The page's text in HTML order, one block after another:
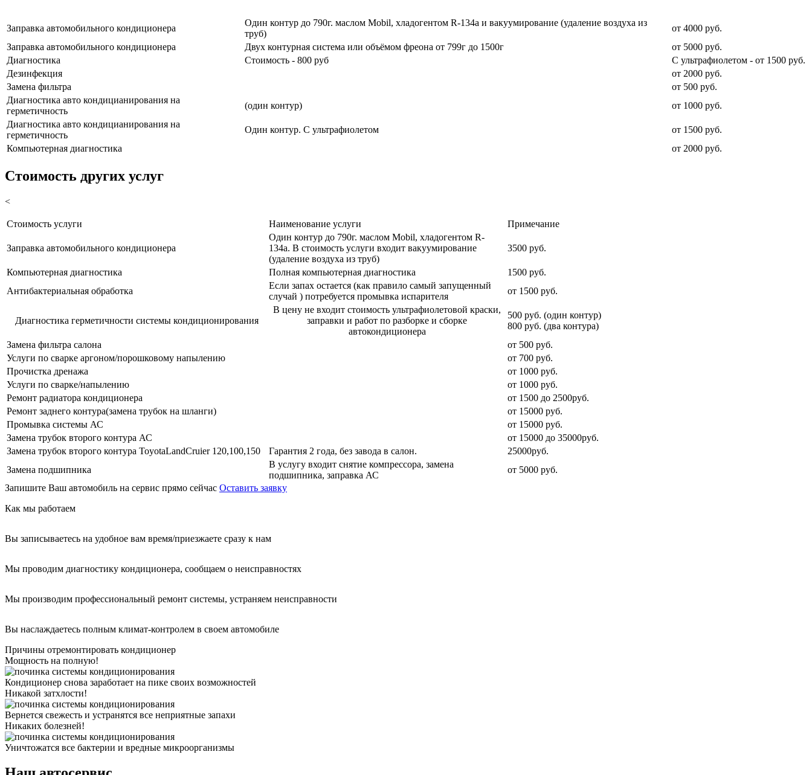
Заправка автомобильного кондиционера
Один контур до 790г. маслом Mobil, хладогентом R-134a и вакуумирование (удаление воздуха из
труб)
от 4000 руб.
Заправка автомобильного кондиционера
Двух контурная система или объёмом фреона от 799г до 1500г
от 5000 руб.
Диагностика
Стоимость - 800 руб
С ультрафиолетом - от 1500 руб.
Дезинфекция
от 2000 руб.
Замена фильтра
от 500 руб.
Диагностика авто кондицианирования на
герметичность
(один контур)
от 1000 руб.
Диагностика авто кондицианирования на
герметичность
Один контур. С ультрафиолетом
от 1500 руб.
Компьютерная диагностика
от 2000 руб.
Стоимость других услуг
<
Стоимость услуги Наименование услуги Примечание
Заправка автомобильного кондиционера
Один контур до 790г. маслом Mobil, хладогентом R-
134a. В стоимость услуги входит вакуумирование
(удаление воздуха из труб)
3500 руб.
Компьютерная диагностика Полная компьютерная диагностика
1500 руб.
Антибактериальная обработка
Если запах остается (как правило самый запущенный
случай ) потребуется промывка испарителя
от 1500 руб.
Диагностика герметичности системы кондиционирования
В цену не входит стоимость ультрафиолетовой краски,
заправки и работ по разборке и сборке
автокондиционера
500 руб. (один контур)
800 руб. (два контура)
Замена фильтра салона
от 500 руб.
Услуги по сварке аргоном/порошковому напылению
от 700 руб.
Прочистка дренажа
от 1000 руб.
Услуги по сварке/напылению
от 1000 руб.
Ремонт радиатора кондиционера
от 1500 до 2500руб.
Ремонт заднего контура(замена трубок на шланги)
от 15000 руб.
Промывка системы АС
от 15000 руб.
Замена трубок второго контура АС
от 15000 до 35000руб.
Замена трубок второго контура ToyotaLandCruier 120,100,150
Гарантия 2 года, без завода в салон.
25000руб.
Замена подшипника
В услугу входит снятие компрессора, замена
подшипника, заправка АС
от 5000 руб.
Запишите Ваш автомобиль на сервис прямо сейчас Оставить заявку
Как мы работаем
Вы записываетесь на удобное вам время/приезжаете сразу к нам
Мы проводим диагностику кондиционера, сообщаем о неисправностях
Мы производим профессиональный ремонт системы, устраняем неисправности
Вы наслаждаетесь полным климат-контролем в своем автомобиле
Причины отремонтировать кондиционер
Мощность на полную!
Кондиционер снова заработает на пике своих возможностей
Никакой затхлости!
Вернется свежесть и устранятся все неприятные запахи
Никаких болезней!
Уничтожатся все бактерии и вредные микроорганизмы